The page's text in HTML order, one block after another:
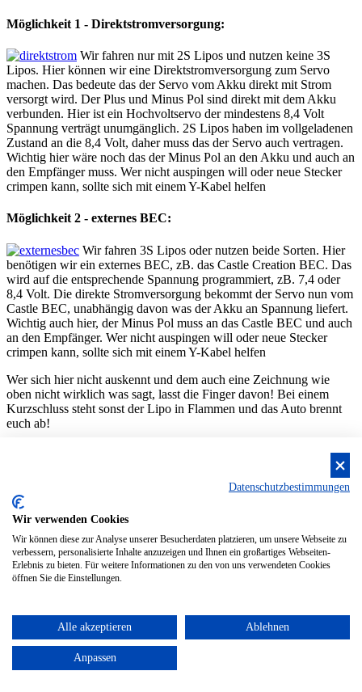
Möglichkeit 1 - Direktstromversorgung:
Wir fahren nur mit 2S Lipos und nutzen keine 3S
Lipos. Hier können wir eine Direktstromversorgung zum Servo
machen. Das bedeute das der Servo vom Akku direkt mit Strom
versorgt wird. Der Plus und Minus Pol sind direkt mit dem Akku
verbunden. Hier ist ein Hochvoltservo der mindestens 8,4 Volt
Spannung verträgt unumgänglich. 2S Lipos haben im vollgeladenen
Zustand an die 8,4 Volt, daher muss das der Servo auch vertragen.
Wichtig hier wäre noch das der Minus Pol an den Akku und auch an
den Empfänger muss. Wer nicht auspingen will oder neue Stecker
crimpen kann, sollte sich mit einem Y-Kabel helfen
Möglichkeit 2 - externes BEC:
Wir fahren 3S Lipos oder nutzen beide Sorten. Hier
benötigen wir ein externes BEC, zB. das Castle Creation BEC. Das
wird auf die entsprechende Spannung programmiert, zB. 7,4 oder
8,4 Volt. Die direkte Stromversorgung bekommt der Servo nun vom
Castle BEC, unabhängig davon was der Akku an Spannung liefert.
Wichtig auch hier, der Minus Pol muss an das Castle BEC und auch
an den Empfänger. Wer nicht auspingen will oder neue Stecker
crimpen kann, sollte sich mit einem Y-Kabel helfen
Wer sich hier nicht auskennt und dem auch eine Zeichnung wie
oben nicht wirklich was sagt, lasst die Finger davon! Bei einem
Kurzschluss steht sonst der Lipo in Flammen und das Auto brennt
euch ab!
Die Frage welches Ladegerät denn gut ist, kommt
so häufig auf, wie die Frage nach den besten Reifen. Pauschal gibt
es auch hier nicht beste Antwort. Jeder hat andere Anforderungen an
so ein Gerät und will immer nur einen Akku laden oder direkt
mehrere Akkus. Ich gehe hier nur auf die Geräte ein, die für
Mitte bestellt werden müssen. Ihr kennt meine Meinung zum
Ein gutes Ladegerät sollte für den Bediener verständlich sein, die
Datenschutzbestimmungen
Wir verwenden Cookies
Wir können diese zur Analyse unserer Besucherdaten platzieren, um unsere Webseite zu
verbessern, personalisierte Inhalte anzuzeigen und Ihnen ein großartiges Webseiten-
Erlebnis zu bieten. Für weitere Informationen zu den von uns verwendeten Cookies
öffnen Sie die Einstellungen.
Alle akzeptieren Ablehnen
Anpassen